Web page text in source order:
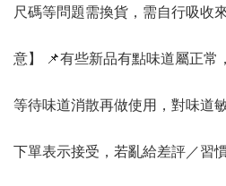
尺碼等問題需換貨，需自行吸收
意】 📌有些新品有點味道屬正常
等待味道消散再做使用，對味道
下單表示接受，若亂給差評／習